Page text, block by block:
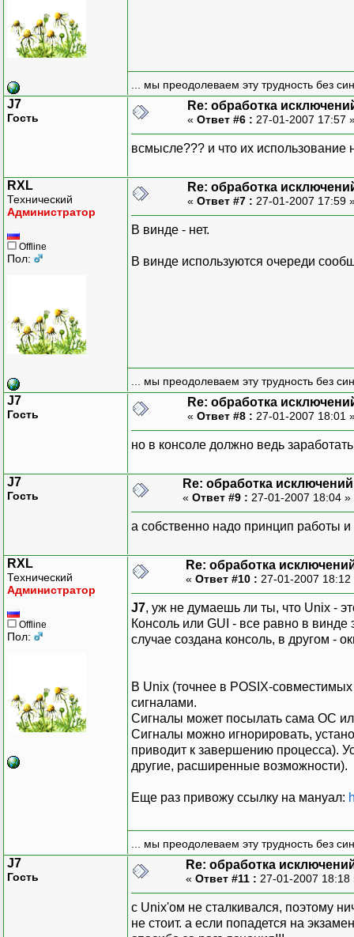
... мы преодолеваем эту трудность без
J7
Гость
Re: обработка
« Ответ #6 : 27-01-2007 17:57
всмысле??? и что их использование
RXL
Технический
Администратор
Offline
Пол:
Re: обработка
« Ответ #7 : 27-01-2007 17:59
В винде - нет.
В винде используются очереди
... мы преодолеваем эту трудность без
J7
Гость
Re: обработка
« Ответ #8 : 27-01-2007 18:01
но в консоле должно ведь
J7
Гость
Re: обработка исключений
« Ответ #9 : 27-01-2007 18:04 »
а собственно надо принцип работы
RXL
Технический
Администратор
Offline
Пол:
Re: обработка
« Ответ #10 : 27-01-2007
J7, уж не думаешь ли ты, что Unix -
Консоль или GUI - все равно в
случае создана консоль, в другом -
В Unix (точнее в POSIX-
сигналами.
Сигналы может посылать сама ОС
Сигналы можно игнорировать,
приводит к завершению процесса).
другие, расширенные возможности).
Еще раз привожу ссылку на мануал:
... мы преодолеваем эту трудность без
J7
Гость
Re: обработка
« Ответ #11 : 27-01-2007
с Unix'ом не сталкивался, поэтому
не стоит. а если попадется на